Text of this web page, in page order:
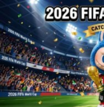
南宫ng·28相信
服务器错误
404 - 找不到文件或
您要查找的资源可能已被删